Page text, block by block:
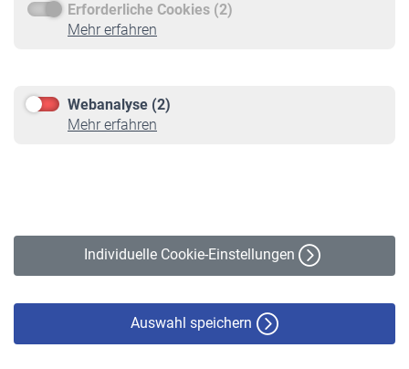
Erforderliche Cookies (2)
Mehr erfahren
Webanalyse (2)
Mehr erfahren
Individuelle Cookie-Einstellungen
Auswahl speichern
Service
Informationen
Online-Rechner
VBLnewsletter
Erklärung zur Barrierefreiheit